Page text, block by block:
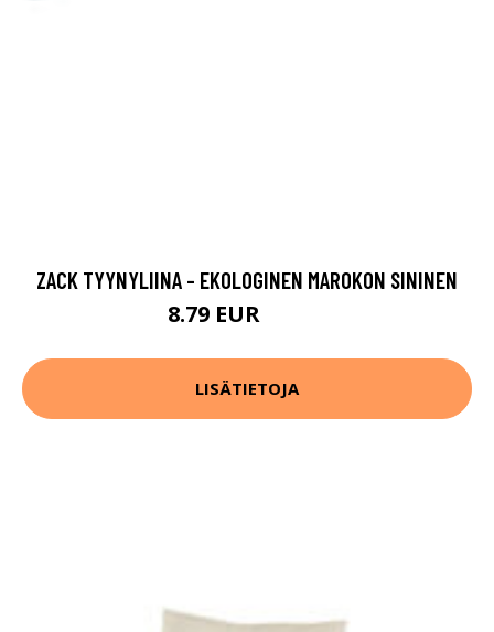
ZACK TYYNYLIINA - EKOLOGINEN MAROKON SININEN
8.79 EUR
LISÄTIETOJA